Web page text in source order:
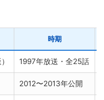
時期
1997年放送・全25話
2012〜2013年公開